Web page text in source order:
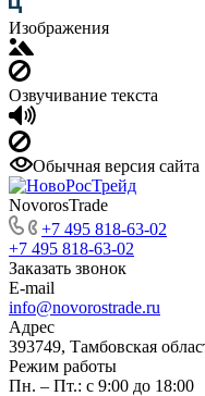
Изображения
Озвучивание текста
Обычная версия сайта
NovorosTrade
+7 495 818-63-02
+7 495 818-63-02
Заказать звонок
E-mail
info@novorostrade.ru
Адрес
393749, Тамбовская
Режим работы
Пн. – Пт.: с 9:00 до 18:00